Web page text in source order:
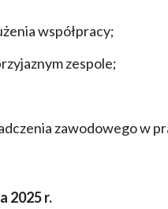
współpracy;
zespole;
zawodowego w
2025 r.